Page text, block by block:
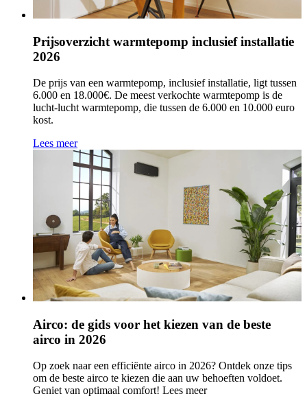
Prijsoverzicht warmtepomp inclusief installatie
2026
De prijs van een warmtepomp, inclusief installatie, ligt tussen
6.000 en 18.000€. De meest verkochte warmtepomp is de
lucht-lucht warmtepomp, die tussen de 6.000 en 10.000 euro
kost.
Lees meer
Airco: de gids voor het kiezen van de beste
airco in 2026
Op zoek naar een efficiënte airco in 2026? Ontdek onze tips
om de beste airco te kiezen die aan uw behoeften voldoet.
Geniet van optimaal comfort! Lees meer